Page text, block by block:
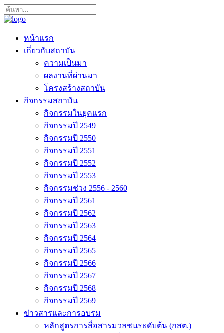
หน้าแรก
เกี่ยวกับสถาบัน
ความเป็นมา
ผลงานที่ผ่านมา
โครงสร้างสถาบัน
กิจกรรมสถาบัน
กิจกรรมในยุคแรก
กิจกรรมปี 2549
กิจกรรมปี 2550
กิจกรรมปี 2551
กิจกรรมปี 2552
กิจกรรมปี 2553
กิจกรรมช่วง 2556 - 2560
กิจกรรมปี 2561
กิจกรรมปี 2562
กิจกรรมปี 2563
กิจกรรมปี 2564
กิจกรรมปี 2565
กิจกรรมปี 2566
กิจกรรมปี 2567
กิจกรรมปี 2568
กิจกรรมปี 2569
ข่าวสารและการอบรม
หลักสูตรการสื่อสารมวลชนระดับต้น (กสต.)